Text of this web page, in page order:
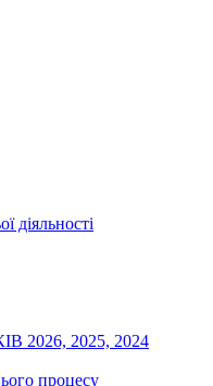
діяльності
2025, 2024
процесу